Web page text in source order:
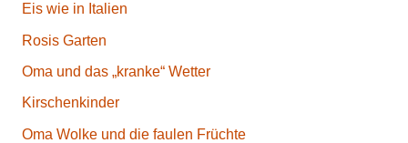
Eis wie in Italien
Rosis Garten
Oma und das „kranke“ Wetter
Kirschenkinder
Oma Wolke und die faulen Früchte